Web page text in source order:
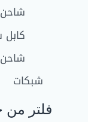
شاحن
شبكات
فلتر من